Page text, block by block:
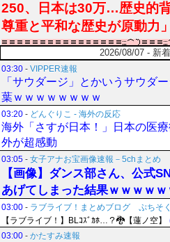
250、日本は30万…歴史的
尊重と平和な歴史が原動力」
2026/08/07 - 新
03:30 - VIPPER速報
「サウダージ」とかいうサウダ
葉ｗｗｗｗｗｗｗｗ
03:20 - どんぐりこ - 海外の反応
海外「さすが日本！」日本の医
外が超感動
03:05 - 女子アナお宝画像速報－5chまとめ
【画像】ダンス部さん、公式
あげてしまった結果ｗｗｗｗｗ
03:00 - ラブライブ！まとめブログ ぷちそ
【ラブライブ！】BLｺｽﾞｶﾎ…？🐉【蓮ノ空】
03:00 - かたすみ速報